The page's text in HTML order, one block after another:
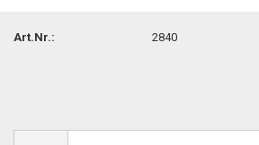
Art.Nr.: 2840